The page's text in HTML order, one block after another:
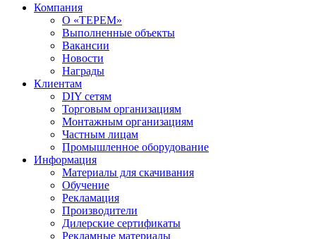
Компания
О «ТЕРЕМ»
Выполненные объекты
Вакансии
Новости
Награды
Клиентам
DIY сетям
Торговым организациям
Монтажным организациям
Частным лицам
Промышленное оборудование
Информация
Материалы для скачивания
Обучение
Рекламация
Производители
Дилерские сертификаты
Рекламные материалы